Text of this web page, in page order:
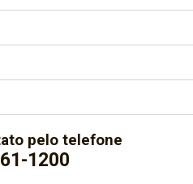
pelo telefone
1200